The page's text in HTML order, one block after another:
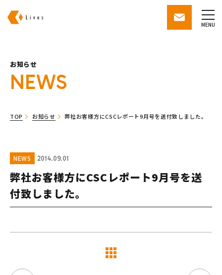
contactMENU
お知らせ
NEWS
TOP お知らせ 弊社お客様方にCSCレポート9月号を送付致しました。
NEWS 2014.09.01
弊社お客様方にCSCレポート9月号を送
付致しました。